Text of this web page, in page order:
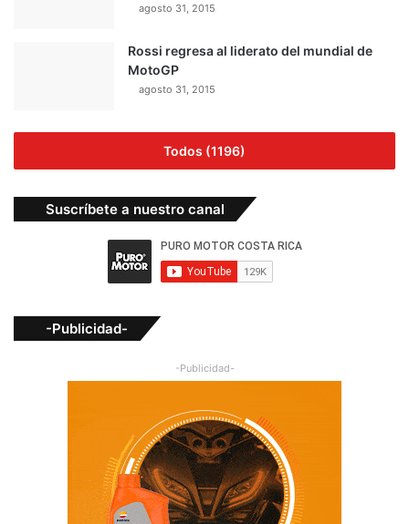
agosto 31, 2015
Rossi regresa al liderato del mundial de
MotoGP
agosto 31, 2015
Todos (1196)
Suscríbete a nuestro canal
-Publicidad-
-Publicidad-